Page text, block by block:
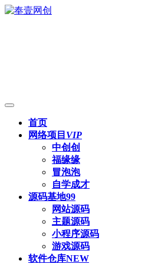
首页
网络项目 VIP
中创创
福缘缘
冒泡泡
自学成才
源码基地99
网站源码
主题源码
小程序源码
游戏源码
软件仓库NEW